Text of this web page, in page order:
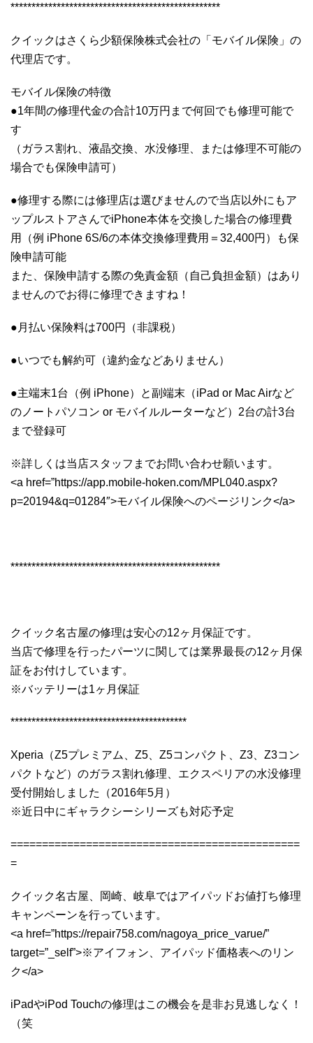
**************************************************
クイックはさくら少額保険株式会社の「モバイル保険」の
代理店です。
モバイル保険の特徴
●1年間の修理代金の合計10万円まで何回でも修理可能で
す
（ガラス割れ、液晶交換、水没修理、または修理不可能の
場合でも保険申請可）
●修理する際には修理店は選びませんので当店以外にもア
ップルストアさんでiPhone本体を交換した場合の修理費
用（例 iPhone 6S/6の本体交換修理費用＝32,400円）も保
険申請可能
また、保険申請する際の免責金額（自己負担金額）はあり
ませんのでお得に修理できますね！
●月払い保険料は700円（非課税）
●いつでも解約可（違約金などありません）
●主端末1台（例 iPhone）と副端末（iPad or Mac Airなど
のノートパソコン or モバイルルーターなど）2台の計3台
まで登録可
※詳しくは当店スタッフまでお問い合わせ願います。
<a href=”https://app.mobile-hoken.com/MPL040.aspx?
p=20194&q=01284″>モバイル保険へのページリンク</a>
**************************************************
クイック名古屋の修理は安心の12ヶ月保証です。
当店で修理を行ったパーツに関しては業界最長の12ヶ月保
証をお付けしています。
※バッテリーは1ヶ月保証
******************************************
Xperia（Z5プレミアム、Z5、Z5コンパクト、Z3、Z3コン
パクトなど）のガラス割れ修理、エクスペリアの水没修理
受付開始しました（2016年5月）
※近日中にギャラクシーシリーズも対応予定
==============================================
=
クイック名古屋、岡崎、岐阜ではアイパッドお値打ち修理
キャンペーンを行っています。
<a href=”https://repair758.com/nagoya_price_varue/”
target=”_self”>※アイフォン、アイパッド価格表へのリン
ク</a>
iPadやiPod Touchの修理はこの機会を是非お見逃しなく！
（笑